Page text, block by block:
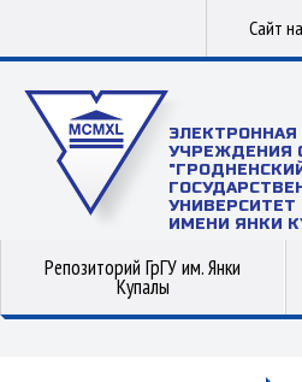
Сайт
УЧРЕЖДЕНИЯ
УНИВЕРСИТЕТ
ИМЕНИ ЯНКИ
Репозиторий ГрГУ им. Янки
Купалы